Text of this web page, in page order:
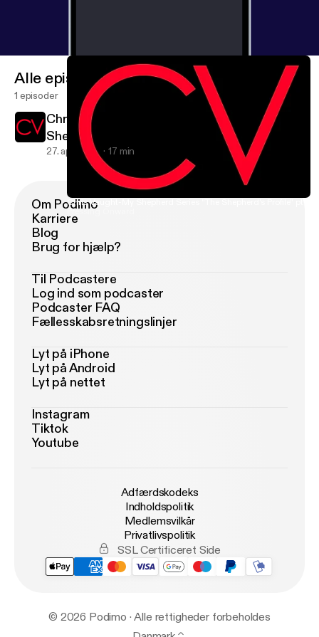
Chris Vaught-My Shepherd Series "The Shepherd's Profile" pt 2
Pressing Onward
Alle episoder
1 episoder
Chris Vaught-My Shepherd Series "The
Shepherd's Profile" pt 2
27. apr. 2016 17 min
Om Podimo
Karriere
Blog
Brug for hjælp?
Til Podcastere
Log ind som podcaster
Podcaster FAQ
Fællesskabsretningslinjer
Lyt på iPhone
Lyt på Android
Lyt på nettet
Instagram
Tiktok
Youtube
Adfærdskodeks
Indholdspolitik
Medlemsvilkår
Privatlivspolitik
SSL Certificeret Side
© 2026 Podimo · Alle rettigheder forbeholdes